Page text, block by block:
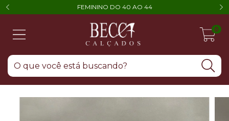
FEMININO DO 40 AO 44
0